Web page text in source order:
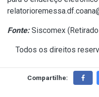
Fonte:Siscomex (
Todos os direitos
Compartilhe: